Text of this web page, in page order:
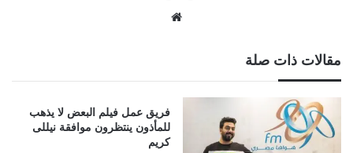
مقالات ذات صلة
فريق عمل فيلم البعض لا يذهب
للمأذون ينتظرون موافقة نيللى
كريم